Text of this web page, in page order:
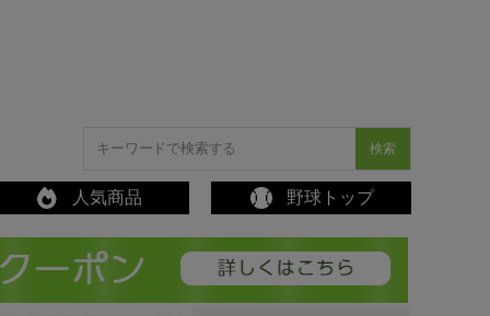
検索
人気商品 野球トップ